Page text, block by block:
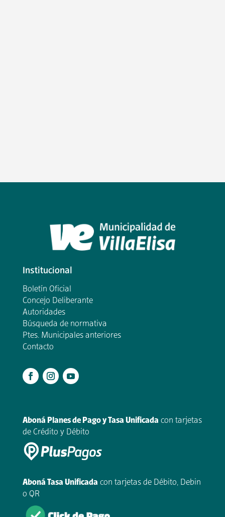
Institucional
Boletín Oficial
Concejo Deliberante
Autoridades
Búsqueda de normativa
Ptes. Municipales anteriores
Contacto
Aboná Planes de Pago y Tasa Unificada con tarjetas
de Crédito y Débito
Aboná Tasa Unificada con tarjetas de Débito, Debin
o QR